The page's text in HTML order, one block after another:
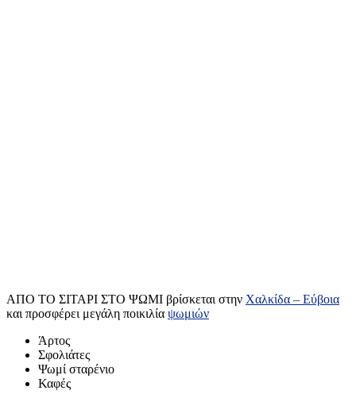
ΑΠΟ ΤΟ ΣΙΤΑΡΙ ΣΤΟ ΨΩΜΙ βρίσκεται στην Χαλκίδα – Εύβοια
και προσφέρει μεγάλη ποικιλία ψωμιών
Άρτος
Σφολιάτες
Ψωμί σταρένιο
Καφές